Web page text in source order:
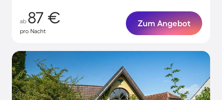
ab 87 €
pro Nacht
Zum Angebot